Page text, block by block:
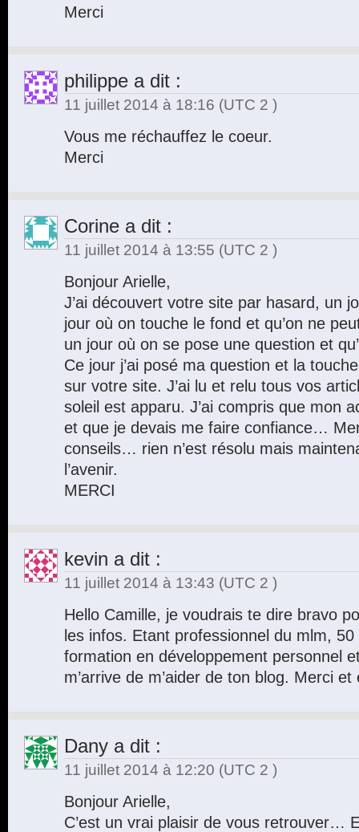
Merci
philippe a dit :
11 juillet 2014 à 18:16 (UTC 2 )
Vous me réchauffez le coeur.
Merci
Corine a dit :
11 juillet 2014 à 13:55 (UTC 2 )
Bonjour Arielle,
J’ai découvert votre site par hasard, un
jour où on touche le fond et qu’on ne
un jour où on se pose une question et
Ce jour j’ai posé ma question et la
sur votre site. J’ai lu et relu tous vos
soleil est apparu. J’ai compris que mon
et que je devais me faire confiance…
conseils… rien n’est résolu mais
l’avenir.
MERCI
kevin a dit :
11 juillet 2014 à 13:43 (UTC 2 )
Hello Camille, je voudrais te dire bravo
les infos. Etant professionnel du mlm,
formation en développement personnel
m’arrive de m’aider de ton blog. Merci
Dany a dit :
11 juillet 2014 à 12:20 (UTC 2 )
Bonjour Arielle,
C’est un vrai plaisir de vous retrouver…